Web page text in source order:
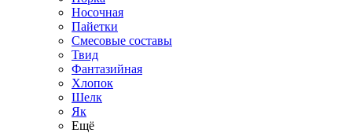
Носочная
Пайетки
Смесовые составы
Твид
Фантазийная
Хлопок
Шелк
Як
Ещё